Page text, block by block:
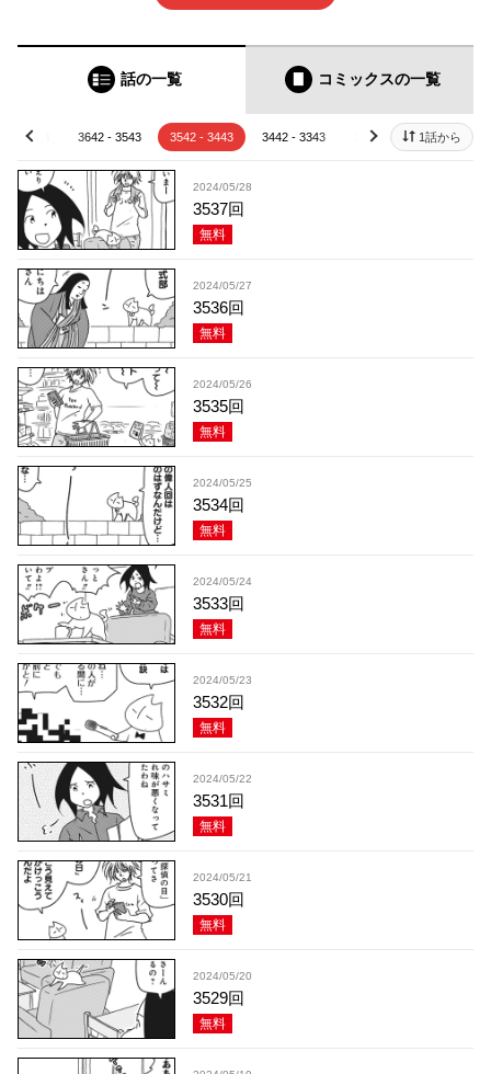
話の一覧 コミックスの一覧
- 3643 3642 - 3543 3542 - 3443 3442 - 3343 3342 - 3243 3242 -
prev next 1話から
2024/05/28
3537回
無料
2024/05/27
3536回
無料
2024/05/26
3535回
無料
2024/05/25
3534回
無料
2024/05/24
3533回
無料
2024/05/23
3532回
無料
2024/05/22
3531回
無料
2024/05/21
3530回
無料
2024/05/20
3529回
無料